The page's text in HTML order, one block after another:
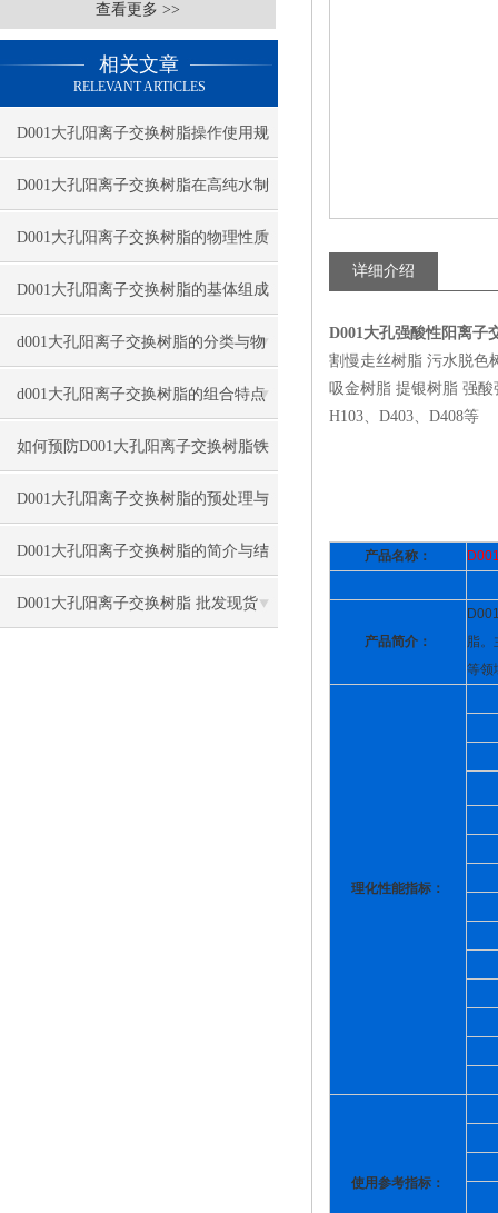
查看更多 >>
相关文章
RELEVANT ARTICLES
D001大孔阳离子交换树脂操作使用规
程
D001大孔阳离子交换树脂在高纯水制
备中的用途
D001大孔阳离子交换树脂的物理性质
D001大孔阳离子交换树脂的基体组成
与转型
d001大孔阳离子交换树脂的分类与物
理结构
d001大孔阳离子交换树脂的组合特点
与应用条件
如何预防D001大孔阳离子交换树脂铁
中毒？
D001大孔阳离子交换树脂的预处理与
硬化工艺
D001大孔阳离子交换树脂的简介与结
构类型
D001大孔阳离子交换树脂 批发现货
详细介绍
D001大孔强酸性阳离子
割慢走丝树脂 污水脱色
吸金树脂 提银树脂 强酸
H103、D403、D408等
产品名称：
产品简介：
脂。
等领
理化性能指标：
使用参考指标：